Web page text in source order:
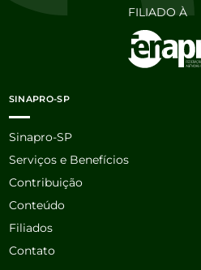
FILIADO À
SINAPRO-SP
Sinapro-SP
Serviços e Benefícios
Contribuição
Conteúdo
Filiados
Contato